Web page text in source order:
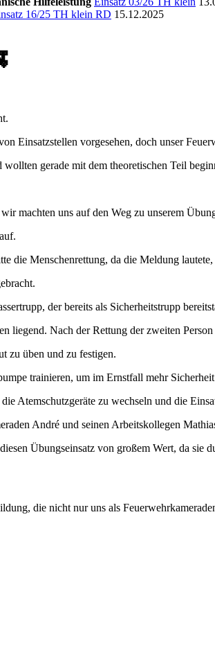
16/25 TH klein RD 15.12.2025
Einsatzstellen vorgesehen, doch unser
gerade mit dem theoretischen Teil
machten uns auf den Weg zu unserem
die Menschenrettung, da die Meldung
der bereits als Sicherheitstrupp
liegend. Nach der Rettung der zweiten
zu üben und zu festigen.
trainieren, um im Ernstfall mehr
Atemschutzgeräte zu wechseln und die
André und seinen Arbeitskollegen
Übungseinsatz von großem Wert, da
die nicht nur uns als